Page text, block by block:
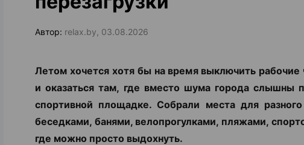
Автор: relax.by, 03.08.2026
Летом хочется хотя бы на время выключить рабочие
и оказаться там, где вместо шума города слышны
спортивной площадке. Собрали места для
беседками, банями, велопрогулками, пляжами,
где можно просто выдохнуть.